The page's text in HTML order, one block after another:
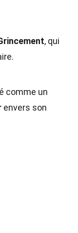
, qui
comme un
envers son